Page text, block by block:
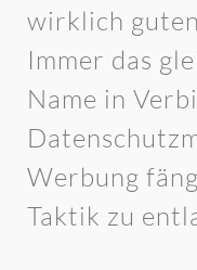
wirklich
Immer das
Name in
Werbung
Taktik zu